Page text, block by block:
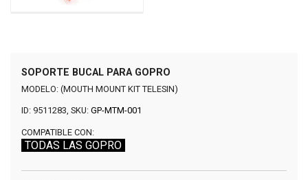
SOPORTE BUCAL PARA GOPRO
MODELO: (MOUTH MOUNT KIT TELESIN)
ID: 9511283, SKU: GP-MTM-001
COMPATIBLE CON:
TODAS LAS GOPRO